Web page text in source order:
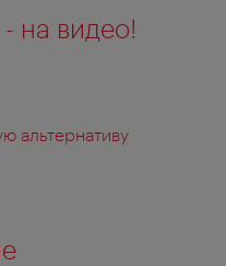
на видео!
альтернативу